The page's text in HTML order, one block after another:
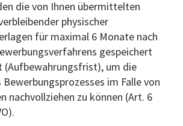
die von Ihnen übermittelten
physischer
für maximal 6 Monate nach
gespeichert
(Aufbewahrungsfrist), um die
im Falle von
nachvollziehen zu können (Art. 6